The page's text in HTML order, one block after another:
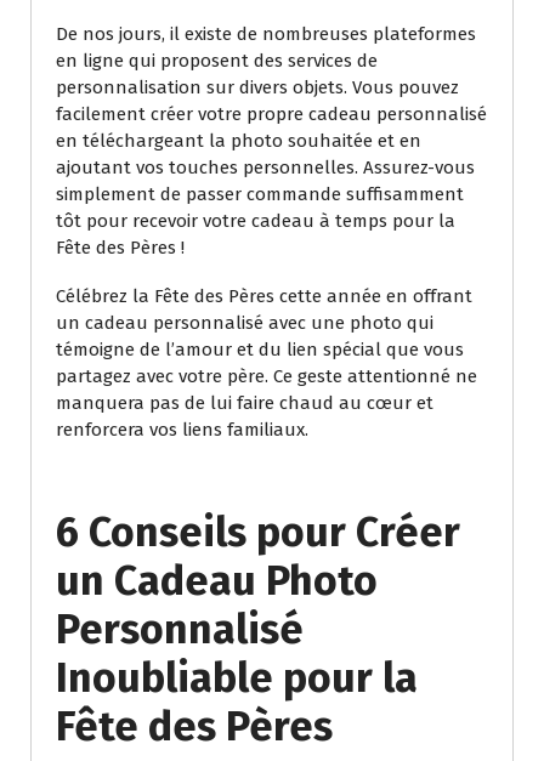
De nos jours, il existe de nombreuses plateformes
en ligne qui proposent des services de
personnalisation sur divers objets. Vous pouvez
facilement créer votre propre cadeau personnalisé
en téléchargeant la photo souhaitée et en
ajoutant vos touches personnelles. Assurez-vous
simplement de passer commande suffisamment
tôt pour recevoir votre cadeau à temps pour la
Fête des Pères !
Célébrez la Fête des Pères cette année en offrant
un cadeau personnalisé avec une photo qui
témoigne de l’amour et du lien spécial que vous
partagez avec votre père. Ce geste attentionné ne
manquera pas de lui faire chaud au cœur et
renforcera vos liens familiaux.
6 Conseils pour Créer
un Cadeau Photo
Personnalisé
Inoubliable pour la
Fête des Pères